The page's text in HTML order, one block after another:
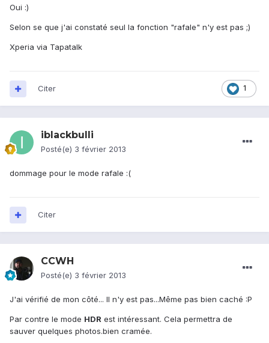
Oui :)
Selon se que j'ai constaté seul la fonction "rafale" n'y est pas ;)
Xperia via Tapatalk
1
Citer
iblackbulli
Posté(e) 3 février 2013
dommage pour le mode rafale :(
Citer
CCWH
Posté(e) 3 février 2013
J'ai vérifié de mon côté... Il n'y est pas...Même pas bien caché :P
Par contre le mode HDR est intéressant. Cela permettra de
sauver quelques photos.bien cramée.